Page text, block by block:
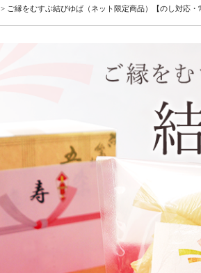
> ご縁をむすぶ結びゆば（ネット限定商品）【のし対応・